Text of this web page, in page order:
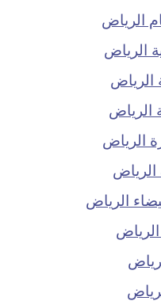
الرياض
الرياض
الرياض
الرياض
الرياض